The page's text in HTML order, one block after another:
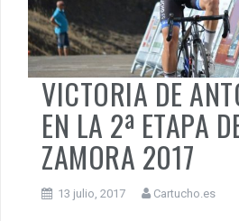
VICTORIA DE
EN LA 2ª ETAPA
ZAMORA 2017
13 julio, 2017 Cartucho.es